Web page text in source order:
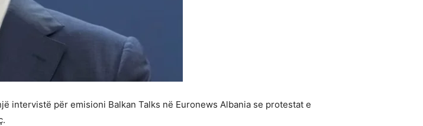
intervistë për emisioni Balkan Talks në Euronews Albania se protestat e